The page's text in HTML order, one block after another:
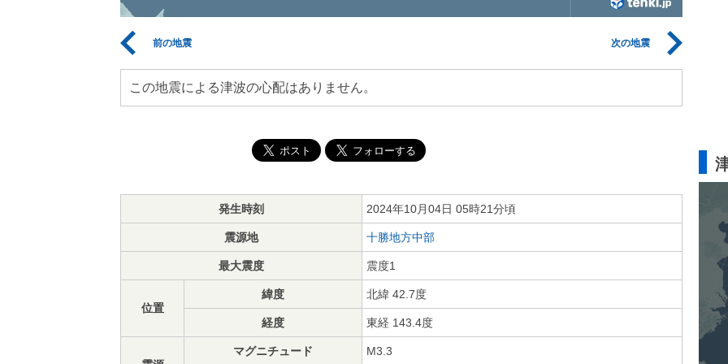
前の地震 次の地震
この地震による津波の心配はありません。
発生時刻 2024年10月04日 05時21分頃
震源地 十勝地方中部
最大震度 震度1
位置
緯度 北緯 42.7度
経度 東経 143.4度
マグニチュード M3.3